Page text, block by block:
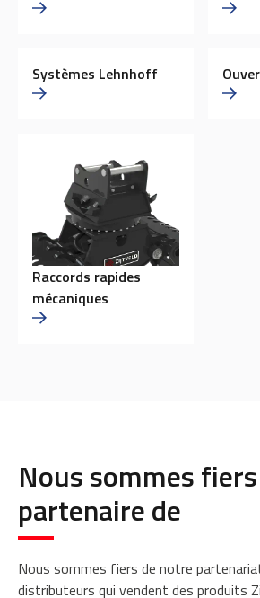
Systèmes Lehnhoff
Raccords rapides
mécaniques
Nous sommes
partenaire de
Nous sommes fiers de notre
distributeurs qui vendent des produits